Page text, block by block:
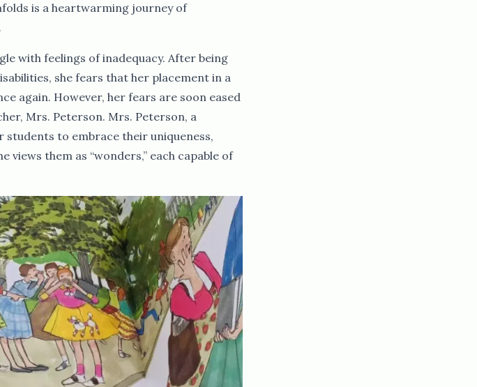
is a heartwarming journey of
with feelings of inadequacy. After being
she fears that her placement in a
again. However, her fears are soon eased
Mrs. Peterson. Mrs. Peterson, a
to embrace their uniqueness,
views them as “wonders,” each capable of